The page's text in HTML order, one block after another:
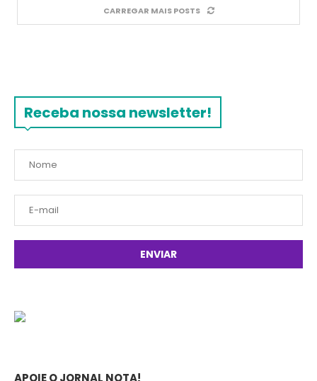
CARREGAR MAIS POSTS
Receba nossa newsletter!
APOIE O JORNAL NOTA!